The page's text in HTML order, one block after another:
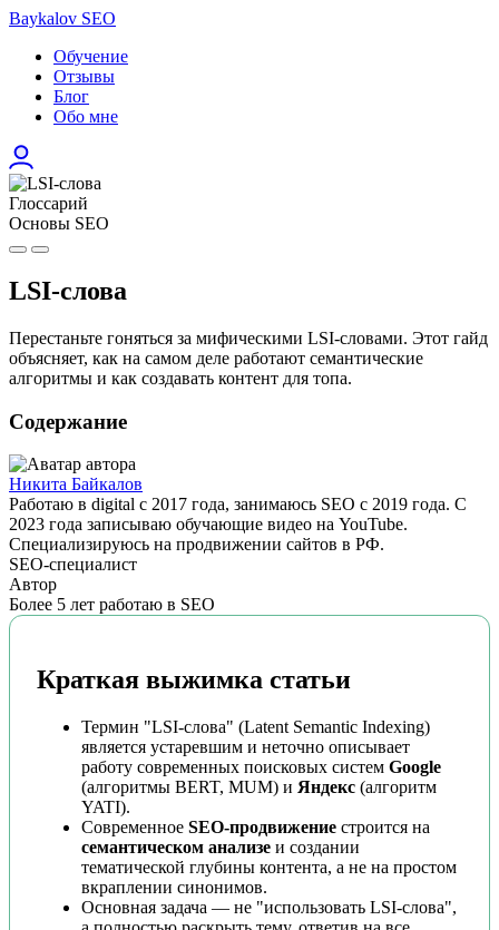
Baykalov SEO
Обучение
Отзывы
Блог
Обо мне
Глоссарий
Основы SEO
LSI-слова
Перестаньте гоняться за мифическими LSI-словами. Этот гайд
объясняет, как на самом деле работают семантические
алгоритмы и как создавать контент для топа.
Содержание
Никита Байкалов
Работаю в digital с 2017 года, занимаюсь SEO с 2019 года. С
2023 года записываю обучающие видео на YouTube.
Специализируюсь на продвижении сайтов в РФ.
SEO-специалист
Автор
Более 5 лет работаю в SEO
Краткая выжимка статьи
Термин "LSI-слова" (Latent Semantic Indexing)
является устаревшим и неточно описывает
работу современных поисковых систем Google
(алгоритмы BERT, MUM) и Яндекс (алгоритм
YATI).
Современное SEO-продвижение строится на
семантическом анализе и создании
тематической глубины контента, а не на простом
вкраплении синонимов.
Основная задача — не "использовать LSI-слова",